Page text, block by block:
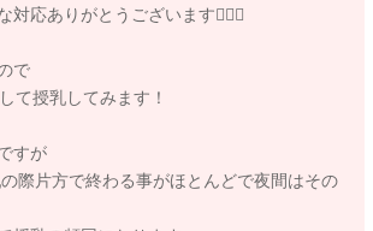
間隔があく場合には、無理のない範囲で
や哺乳の様子など全体像をご自宅で見てい
なければ、心配な状態ではないと思いま
対応ありがとうございます🙇🏻‍♀️
で
て授乳してみます！
すが
際片方で終わる事がほとんどで夜間はその